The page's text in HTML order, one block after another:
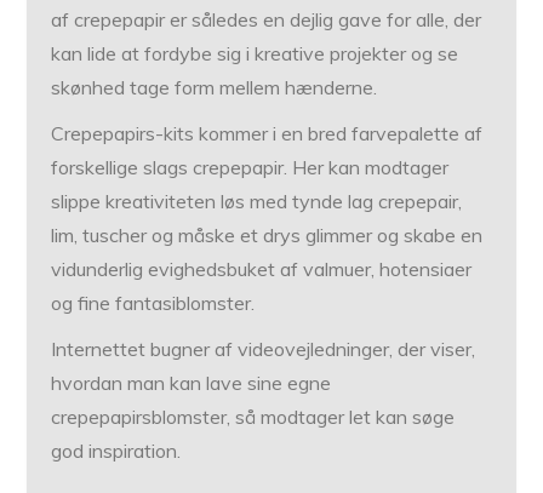
af crepepapir er således en dejlig gave for alle, der
kan lide at fordybe sig i kreative projekter og se
skønhed tage form mellem hænderne.
Crepepapirs-kits kommer i en bred farvepalette af
forskellige slags crepepapir. Her kan modtager
slippe kreativiteten løs med tynde lag crepepair,
lim, tuscher og måske et drys glimmer og skabe en
vidunderlig evighedsbuket af valmuer, hotensiaer
og fine fantasiblomster.
Internettet bugner af videovejledninger, der viser,
hvordan man kan lave sine egne
crepepapirsblomster, så modtager let kan søge
god inspiration.